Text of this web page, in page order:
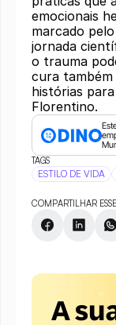
emocionais
marcado
jornada
o trauma
cura
histórias
Florentino.
TAGS
ESTILO DE VIDA
COMPARTILHAR